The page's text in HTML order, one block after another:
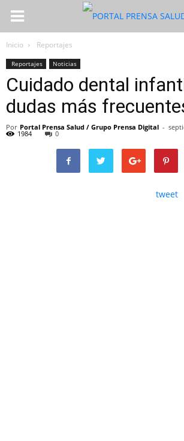
Inicio Reportajes
Reportajes Noticias
Cuidado dental
dudas más
Por Portal Prensa Salud / Grupo Prensa Digital -
1984 0
tweet